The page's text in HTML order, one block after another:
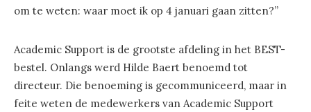
om te weten: waar moet ik op 4 januari gaan zitten?”
Academic Support is de grootste afdeling in het BEST-
bestel. Onlangs werd Hilde Baert benoemd tot
directeur. Die benoeming is gecommuniceerd, maar in
feite weten de medewerkers van Academic Support